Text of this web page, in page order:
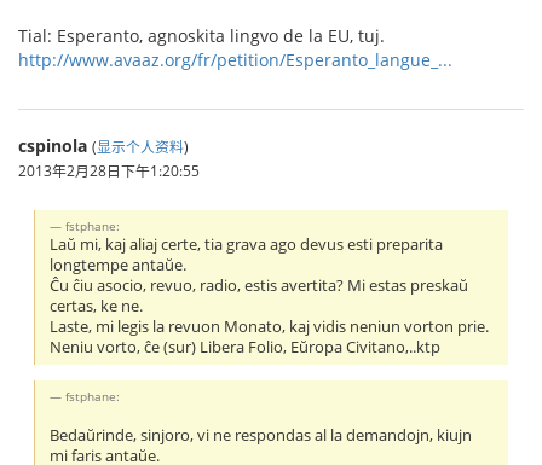
Tial: Esperanto, agnoskita lingvo de la EU, tuj.
http://www.avaaz.org/fr/petition/Esperanto_langue_...
cspinola (显示个人资料)
2013年2月28日下午1:20:55
fstphane:
Laŭ mi, kaj aliaj certe, tia grava ago devus esti preparita
longtempe antaŭe.
Ĉu ĉiu asocio, revuo, radio, estis avertita? Mi estas preskaŭ
certas, ke ne.
Laste, mi legis la revuon Monato, kaj vidis neniun vorton prie.
Neniu vorto, ĉe (sur) Libera Folio, Eŭropa Civitano,..ktp
fstphane:
Bedaŭrinde, sinjoro, vi ne respondas al la demandojn, kiujn
mi faris antaŭe.